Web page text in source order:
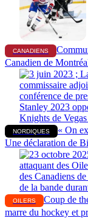
CANADIENS
Canadien de
NORDIQUES
« On
Une déclaration de
OILERS
Coup de
marre du hockey et